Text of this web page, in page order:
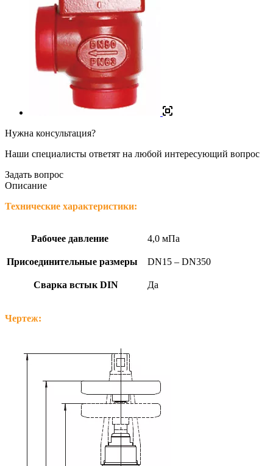
Нужна консультация?
Наши специалисты ответят на любой интересующий вопрос
Задать вопрос
Описание
Технические характеристики:
Рабочее давление 4,0 мПа
Присоединительные размеры DN15 – DN350
Сварка встык DIN Да
Чертеж: